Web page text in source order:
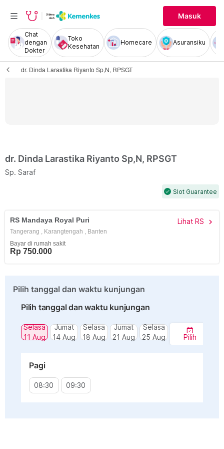
Masuk
Chat
dengan
Dokter
Toko
Kesehatan
Homecare Asuransiku
dr. Dinda Larastika Riyanto Sp,N, RPSGT
dr. Dinda Larastika Riyanto Sp,N, RPSGT
Sp. Saraf
check Slot Guarantee
RS Mandaya Royal Puri Lihat RS chevron_right
Tangerang , Karangtengah , Banten
Bayar di rumah sakit
Rp 750.000
Pilih tanggal dan waktu kunjungan
Pilih tanggal dan waktu kunjungan
Selasa
11 Aug
Jumat
14 Aug
Selasa
18 Aug
Jumat
21 Aug
Selasa
25 Aug
Pilih
Pagi
08:30 09:30